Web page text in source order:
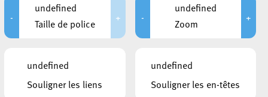
CE QUI POURRAIT VOUS
-
undefined
Taille de police
+ -
undefined
Zoom
+
undefined
Souligner les liens
undefined
Souligner les en-têtes